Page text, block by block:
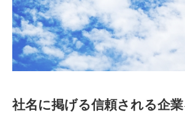
社名に掲げる信頼される企業